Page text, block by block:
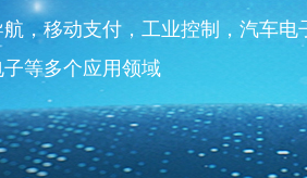
，移动支付，工业控制，汽车电
等多个应用领域